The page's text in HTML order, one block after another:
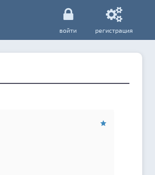
войти регистрация